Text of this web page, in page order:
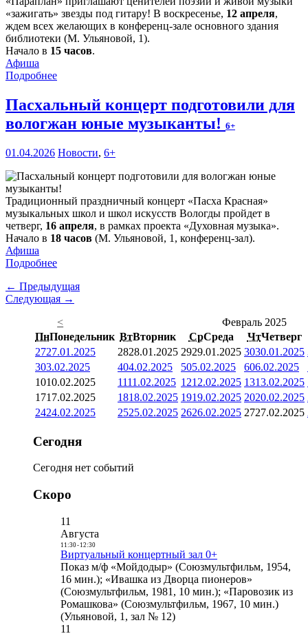
«зажигать» звезды под гитару! В воскресенье, 12 апреля,
ждем всех желающих в конференц-зале основного здания
библиотеки (М. Ульяновой, 1).
Начало в 15 часов.
Афиша
Подробнее
Пасхальный концерт подготовили для
вологжан юные музыканты! 6+
01.04.2026 Новости, 6+
Традиционный праздничный концерт «Пасха Красная»
музыкальных школ и школ искусств Вологды пройдет в
четверг, 16 апреля, в рамках проекта «Духовная музыка».
Начало в 18 часов (М. Ульяновой, 1, конференц-зал).
Афиша
Подробнее
← Предыдущая
Следующая →
<
Февраль 2025
ПнПонедельник ВтВторник СрСреда ЧтЧетверг
2727.01.2025 2828.01.2025 2929.01.2025 3030.01.2025
303.02.2025 404.02.2025 505.02.2025 606.02.2025
1010.02.2025 1111.02.2025 1212.02.2025 1313.02.2025
1717.02.2025 1818.02.2025 1919.02.2025 2020.02.2025
2424.02.2025 2525.02.2025 2626.02.2025 2727.02.2025
Сегодня
Сегодня нет событий
Скоро
11
Августа
11:30- 12:30
Виртуальный концертный зал 0+
Показ м/ф «Мойдодыр» (Союзмультфильм, 1954,
16 мин.); «Ивашка из Дворца пионеров»
(Союзмультфильм, 1981, 10 мин.); «Паровозик из
Ромашкова» (Союзмультфильм, 1967, 10 мин.)
(Ульяновой, 1, зал № 12)
11